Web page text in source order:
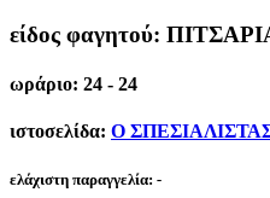
είδος φαγητού:
ωράριο: 24 - 24
ιστοσελίδα: Ο
ελάχιστη παραγγελία: -